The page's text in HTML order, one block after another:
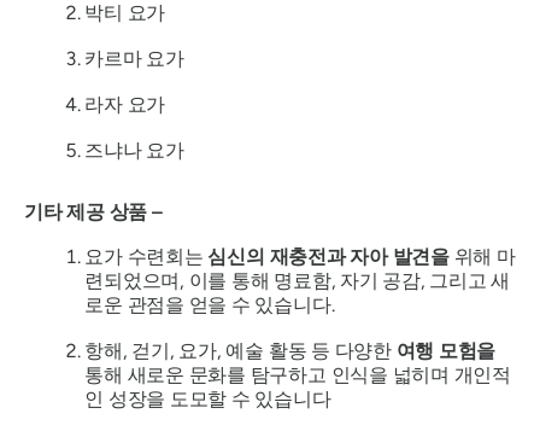
박티 요가
카르마 요가
라자 요가
즈냐나 요가
기타 제공 상품 –
요가 수련회는 심신의 재충전과 자아 발견을 위해 마
련되었으며, 이를 통해 명료함, 자기 공감, 그리고 새
로운 관점을 얻을 수 있습니다.
항해, 걷기, 요가, 예술 활동 등 다양한 여행 모험을
통해 새로운 문화를 탐구하고 인식을 넓히며 개인적
인 성장을 도모할 수 있습니다